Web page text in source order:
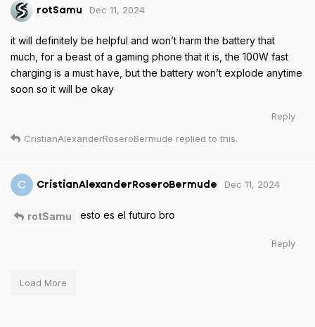
rotSamu Dec 11, 2024
it will definitely be helpful and won’t harm the battery that
much, for a beast of a gaming phone that it is, the 100W fast
charging is a must have, but the battery won’t explode anytime
soon so it will be okay
Reply
CristianAlexanderRoseroBermude replied to this.
C CristianAlexanderRoseroBermude Dec 11, 2024
rotSamu esto es el futuro bro
Reply
Load More